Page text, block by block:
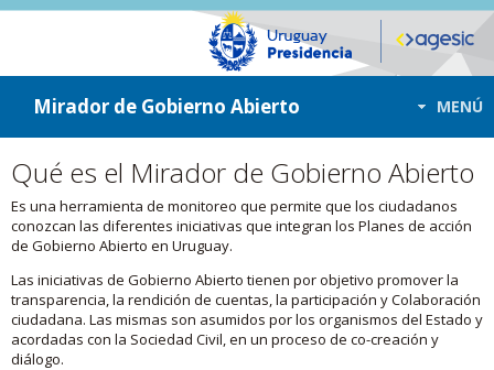
ir a contenido
ir al menú
Mirador de Gobierno Abierto MENÚ
Qué es el Mirador de Gobierno Abierto
Es una herramienta de monitoreo que permite que los ciudadanos
conozcan las diferentes iniciativas que integran los Planes de acción
de Gobierno Abierto en Uruguay.
Las iniciativas de Gobierno Abierto tienen por objetivo promover la
transparencia, la rendición de cuentas, la participación y Colaboración
ciudadana. Las mismas son asumidos por los organismos del Estado y
acordadas con la Sociedad Civil, en un proceso de co-creación y
diálogo.